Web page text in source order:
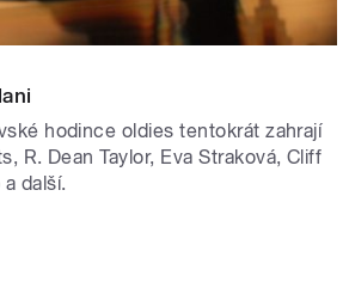
hodince oldies tentokrát zahrají
R. Dean Taylor, Eva Straková, Cliff
další.